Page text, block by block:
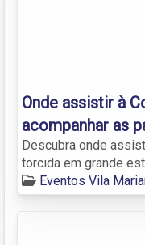
Onde assistir à
acompanhar as
Descubra onde
torcida em grande
Eventos Vila